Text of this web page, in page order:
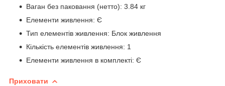
Ваган без паковання (нетто): 3.84 кг
Елементи живлення: Є
Тип елементів живлення: Блок живлення
Кількість елементів живлення: 1
Елементи живлення в комплекті: Є
Приховати